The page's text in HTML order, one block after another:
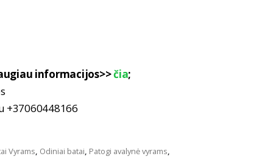
informacijos>>čia;
+37060448166
Vyrams, Odiniai batai, Patogi avalynė vyrams,